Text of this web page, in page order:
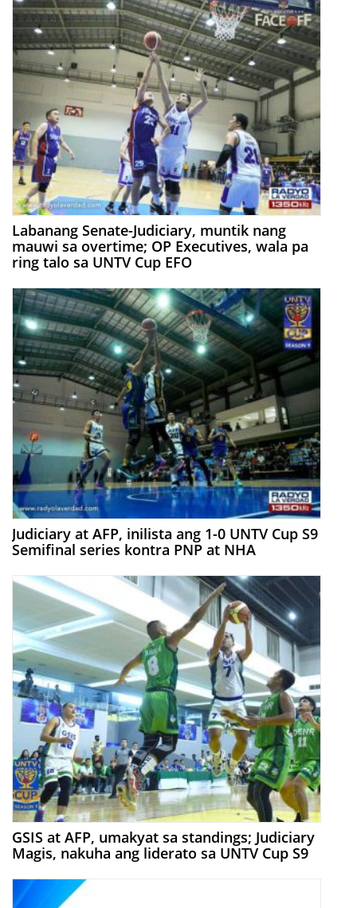
Labanang Senate-Judiciary, muntik nang
mauwi sa overtime; OP Executives, wala pa
ring talo sa UNTV Cup EFO
Judiciary at AFP, inilista ang 1-0 UNTV Cup S9
Semifinal series kontra PNP at NHA
GSIS at AFP, umakyat sa standings; Judiciary
Magis, nakuha ang liderato sa UNTV Cup S9